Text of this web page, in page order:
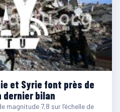
et Syrie font près de
dernier bilan
magnitude 7,8 sur l’échelle de